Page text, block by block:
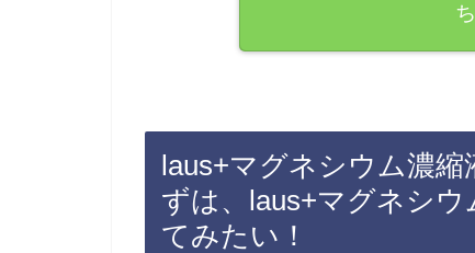
laus+マグネシウム濃縮
ずは、laus+マグネシ
てみたい！